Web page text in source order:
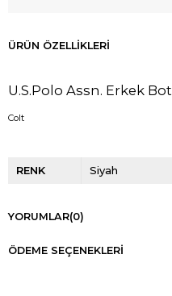
ÜRÜN ÖZELLIKLERI
U.S.Polo Assn. Erkek Bot
Colt
RENK Siyah
YORUMLAR(0)
ÖDEME SEÇENEKLERI